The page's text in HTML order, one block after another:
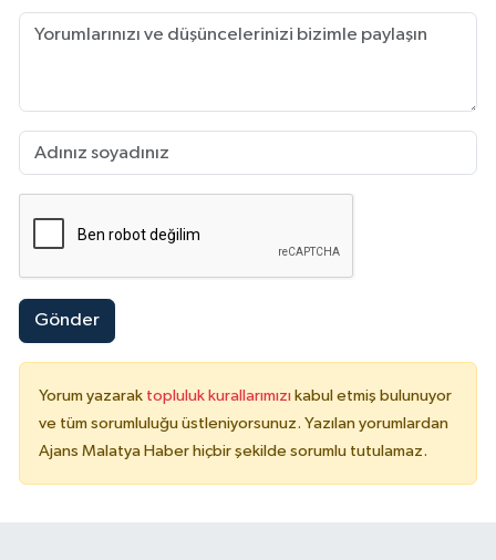
Gönder
Yorum yazarak topluluk kurallarımızı kabul etmiş bulunuyor
ve tüm sorumluluğu üstleniyorsunuz. Yazılan yorumlardan
Ajans Malatya Haber hiçbir şekilde sorumlu tutulamaz.